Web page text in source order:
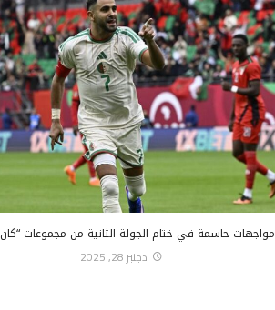
مواجهات حاسمة في ختام الجولة الثانية من مجموعات “كان 2025”
دجنبر 28, 2025